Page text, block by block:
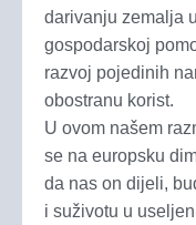
darivanju zemalja
gospodarskoj
razvoj pojedinih
obostranu korist.
U ovom našem
se na europsku
da nas on dijeli,
i suživotu u